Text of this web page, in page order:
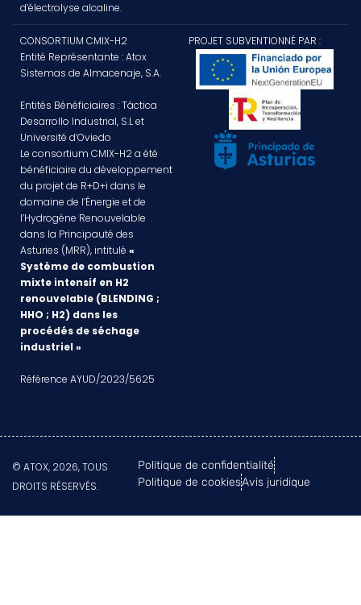
d’électrolyse alcaline.
CONSORTIUM CMIX-H2
Entité Représentante : Atox
Sistemas de Almacenaje, S.A.
Entités Bénéficiaires : Táctica
Desarrollo Industrial, S.L et
Université d’Oviedo
Le consortium CMIX-H2 a été
bénéficiaire du développement
du projet de R+D+i dans le
domaine de l’Énergie et de
l’Hydrogène Renouvelable
dans la Principauté des
Asturies (MRR), intitulé «
Système de combustion
mixte intensif en H2
renouvelable (BLENDING ;
HHO ; H2) dans les
procédés de séchage
industriel »
Référence AYUD/2023/5625
PROJET SUBVENTIONNÉ PAR :
© ATOX, 2026, TOUS
DROITS RÉSERVÉS.
Politique de confidentialité
Politique de cookiesAvis juridique